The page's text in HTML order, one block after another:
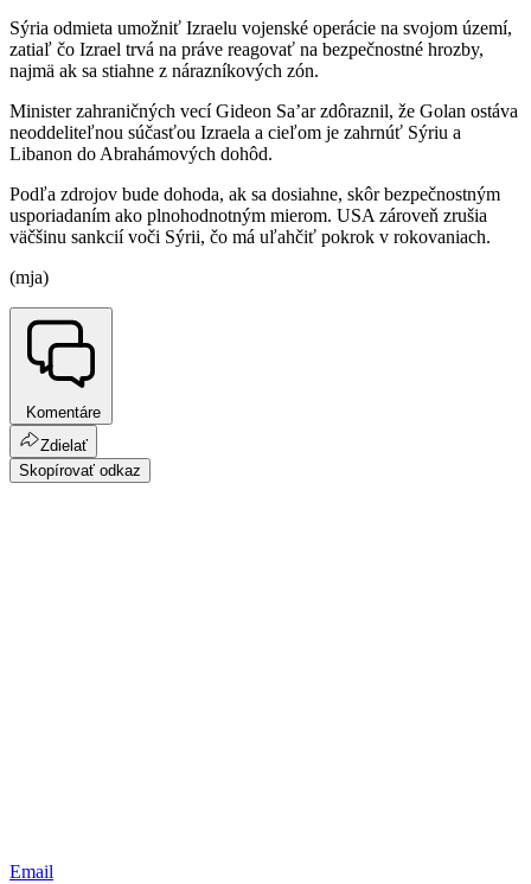
Sýria odmieta umožniť Izraelu vojenské operácie na svojom území,
zatiaľ čo Izrael trvá na práve reagovať na bezpečnostné hrozby,
najmä ak sa stiahne z nárazníkových zón.
Minister zahraničných vecí Gideon Sa’ar zdôraznil, že Golan ostáva
neoddeliteľnou súčasťou Izraela a cieľom je zahrnúť Sýriu a
Libanon do Abrahámových dohôd.
Podľa zdrojov bude dohoda, ak sa dosiahne, skôr bezpečnostným
usporiadaním ako plnohodnotným mierom. USA zároveň zrušia
väčšinu sankcií voči Sýrii, čo má uľahčiť pokrok v rokovaniach.
(mja)
Komentáre
Zdielať
Skopírovať odkaz
Email